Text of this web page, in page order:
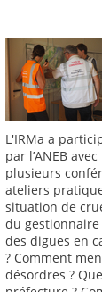
L'IRMa a
par l’ANEB
plusieurs
ateliers
situation de
du gestionnaire
des digues en
? Comment
désordres ?